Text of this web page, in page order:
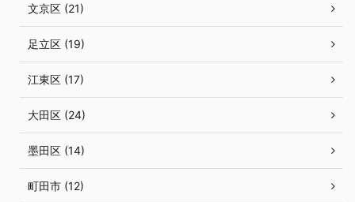
文京区 (21)
足立区 (19)
江東区 (17)
大田区 (24)
墨田区 (14)
町田市 (12)